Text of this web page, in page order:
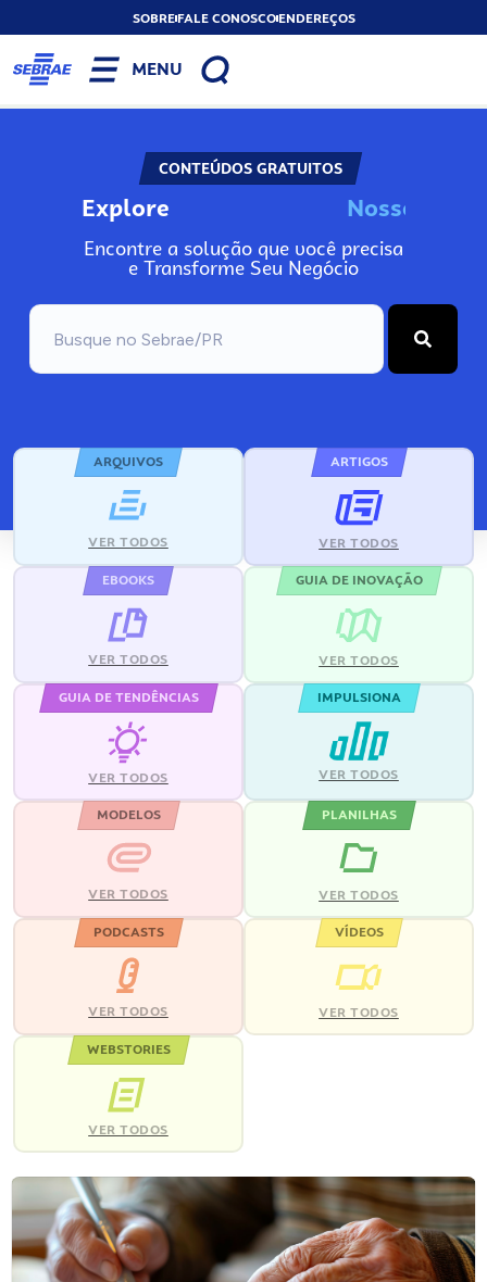
SOBREFALE CONOSCOENDEREÇOS
MENU
CONTEÚDOS GRATUITOS
Explore Nosso
Encontre a solução que você precisa
e Transforme Seu Negócio
ARQUIVOS
VER TODOS
ARTIGOS
VER TODOS
EBOOKS
VER TODOS
GUIA DE INOVAÇÃO
VER TODOS
GUIA DE TENDÊNCIAS
VER TODOS
IMPULSIONA
VER TODOS
MODELOS
VER TODOS
PLANILHAS
VER TODOS
PODCASTS
VER TODOS
VÍDEOS
VER TODOS
WEBSTORIES
VER TODOS